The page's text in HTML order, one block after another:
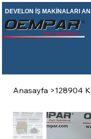
DEVELON İŞ MAKİNALARI
Anasayfa >128904